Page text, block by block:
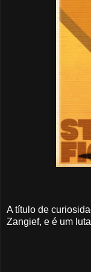
A título de
Zangief, e é um